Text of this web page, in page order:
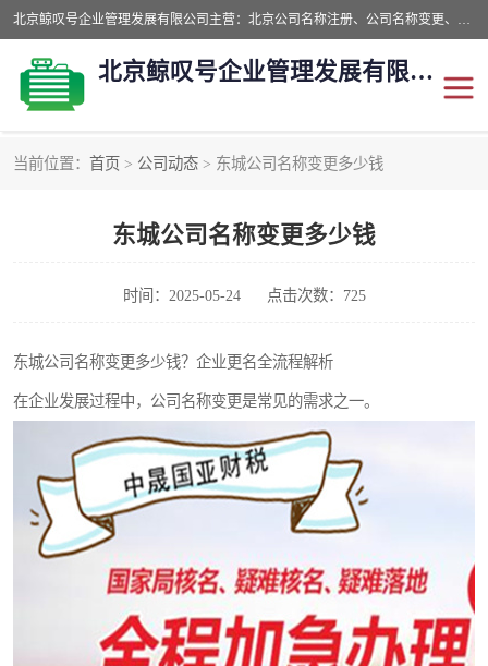
北京鲸叹号企业管理发展有限公司主营：北京公司名称注册、公司名称变更、公司名称去掉省市地域、国字头公司注册、中字头公司注册、总局核名注册等业务，全国统一热线电话：*。北京鲸叹号企业管理发展有限公司在职员工51人，我们有zui好的产品和技术团队，我们为客户提供较好的产品，良好的技术支持，健全的售后服务。
北京鲸叹号企业管理发展有限公司
当前位置： 首页 > 公司动态 > 东城公司名称变更多少钱
东城公司名称变更多少钱
时间：2025-05-24 点击次数：725
东城公司名称变更多少钱？企业更名全流程解析
在企业发展过程中，公司名称变更是常见的需求之一。
营业执照
公司转让